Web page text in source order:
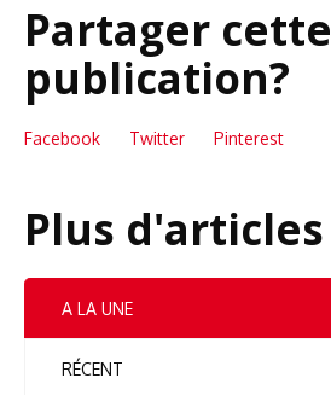
Partager cette
publication?
Facebook Twitter Pinterest
Plus d'articles
A LA UNE
RÉCENT